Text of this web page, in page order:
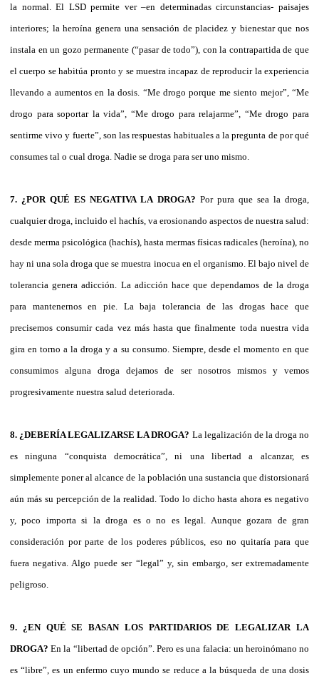
la normal. El LSD permite ver –en determinadas circunstancias- paisajes
interiores; la heroína genera una sensación de placidez y bienestar que nos
instala en un gozo permanente (“pasar de todo”), con la contrapartida de que
el cuerpo se habitúa pronto y se muestra incapaz de reproducir la experiencia
llevando a aumentos en la dosis. “Me drogo porque me siento mejor”, “Me
drogo para soportar la vida”, “Me drogo para relajarme”, “Me drogo para
sentirme vivo y fuerte”, son las respuestas habituales a la pregunta de por qué
consumes tal o cual droga. Nadie se droga para ser uno mismo.
7. ¿POR QUÉ ES NEGATIVA LA DROGA? Por pura que sea la droga,
cualquier droga, incluido el hachís, va erosionando aspectos de nuestra salud:
desde merma psicológica (hachís), hasta mermas físicas radicales (heroína), no
hay ni una sola droga que se muestra inocua en el organismo. El bajo nivel de
tolerancia genera adicción. La adicción hace que dependamos de la droga
para mantenernos en pie. La baja tolerancia de las drogas hace que
precisemos consumir cada vez más hasta que finalmente toda nuestra vida
gira en torno a la droga y a su consumo. Siempre, desde el momento en que
consumimos alguna droga dejamos de ser nosotros mismos y vemos
progresivamente nuestra salud deteriorada.
8. ¿DEBERÍA LEGALIZARSE LA DROGA? La legalización de la droga no
es ninguna “conquista democrática”, ni una libertad a alcanzar, es
simplemente poner al alcance de la población una sustancia que distorsionará
aún más su percepción de la realidad. Todo lo dicho hasta ahora es negativo
y, poco importa si la droga es o no es legal. Aunque gozara de gran
consideración por parte de los poderes públicos, eso no quitaría para que
fuera negativa. Algo puede ser “legal” y, sin embargo, ser extremadamente
peligroso.
9. ¿EN QUÉ SE BASAN LOS PARTIDARIOS DE LEGALIZAR LA
DROGA? En la “libertad de opción”. Pero es una falacia: un heroinómano no
es “libre”, es un enfermo cuyo mundo se reduce a la búsqueda de una dosis